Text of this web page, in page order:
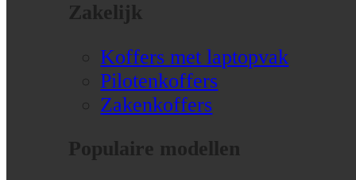
Zakelijk
Koffers met laptopvak
Pilotenkoffers
Zakenkoffers
Populaire modellen